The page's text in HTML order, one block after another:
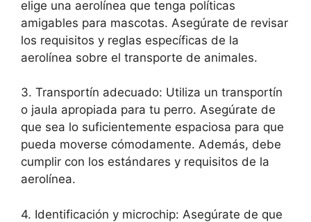
elige una aerolínea que tenga políticas
amigables para mascotas. Asegúrate de revisar
los requisitos y reglas específicas de la
aerolínea sobre el transporte de animales.
3. Transportín adecuado: Utiliza un transportín
o jaula apropiada para tu perro. Asegúrate de
que sea lo suficientemente espaciosa para que
pueda moverse cómodamente. Además, debe
cumplir con los estándares y requisitos de la
aerolínea.
4. Identificación y microchip: Asegúrate de que